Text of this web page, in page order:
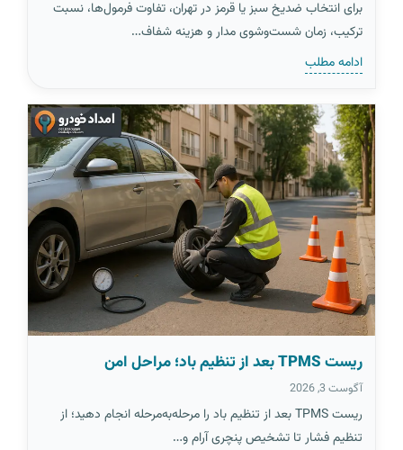
برای انتخاب ضدیخ سبز یا قرمز در تهران، تفاوت فرمول‌ها، نسبت
ترکیب، زمان شست‌وشوی مدار و هزینه شفاف…
ادامه مطلب
ریست TPMS بعد از تنظیم باد؛ مراحل امن
آگوست 3, 2026
ریست TPMS بعد از تنظیم باد را مرحله‌به‌مرحله انجام دهید؛ از
تنظیم فشار تا تشخیص پنچری آرام و…